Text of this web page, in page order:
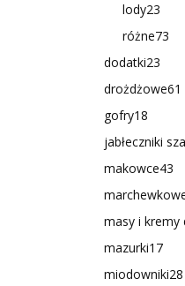
lody23
różne73
dodatki23
drożdżowe61
gofry18
jabłeczniki
makowce43
masy i kremy
mazurki17
miodowniki28